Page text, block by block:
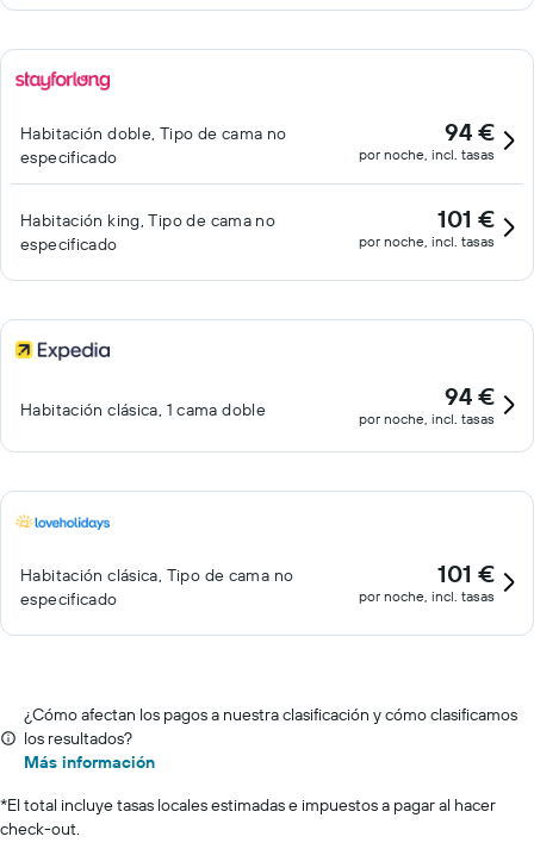
Habitación doble, Tipo de cama no
especificado
94 €
por noche, incl. tasas
Habitación king, Tipo de cama no
especificado
101 €
por noche, incl. tasas
Habitación clásica, 1 cama doble 94 €
por noche, incl. tasas
Habitación clásica, Tipo de cama no
especificado
101 €
por noche, incl. tasas
¿Cómo afectan los pagos a nuestra clasificación y cómo clasificamos
los resultados?
Más información
*El total incluye tasas locales estimadas e impuestos a pagar al hacer
check-out.